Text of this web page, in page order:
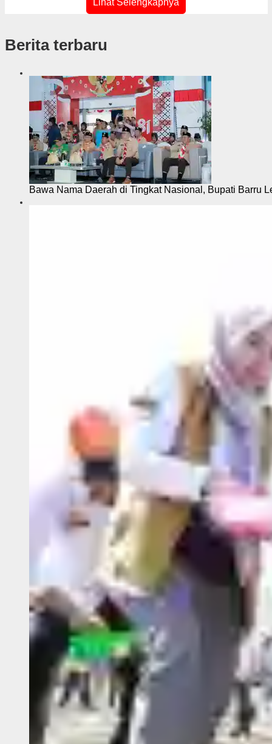
i
Lihat Selengkapnya
Berita terbaru
Bawa Nama Daerah di Tingkat Nasional, Bupati Barru